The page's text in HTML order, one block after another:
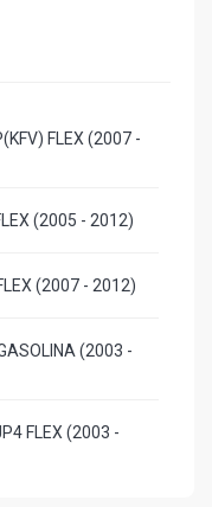
FLEX (2007 -
(2005 - 2012)
(2007 - 2012)
(2003 -
FLEX (2003 -